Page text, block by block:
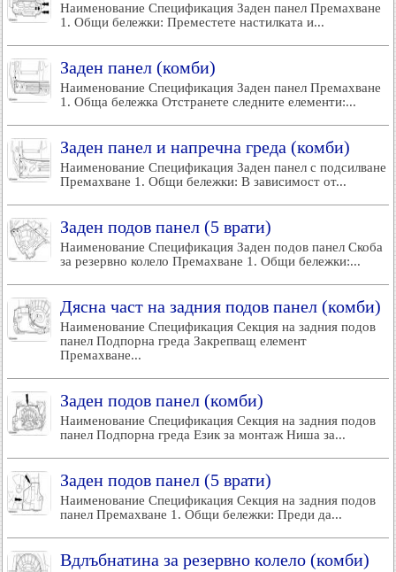
Наименование Спецификация Заден панел Премахване
1. Общи бележки: Преместете настилката и...
Заден панел (комби)
Наименование Спецификация Заден панел Премахване
1. Обща бележка Отстранете следните елементи:...
Заден панел и напречна греда (комби)
Наименование Спецификация Заден панел с подсилване
Премахване 1. Общи бележки: В зависимост от...
Заден подов панел (5 врати)
Наименование Спецификация Заден подов панел Скоба
за резервно колело Премахване 1. Общи бележки:...
Дясна част на задния подов панел (комби)
Наименование Спецификация Секция на задния подов
панел Подпорна греда Закрепващ елемент
Премахване...
Заден подов панел (комби)
Наименование Спецификация Секция на задния подов
панел Подпорна греда Език за монтаж Ниша за...
Заден подов панел (5 врати)
Наименование Спецификация Секция на задния подов
панел Премахване 1. Общи бележки: Преди да...
Вдлъбнатина за резервно колело (комби)